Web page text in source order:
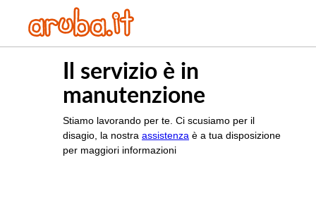
Il servizio è in
manutenzione
Stiamo lavorando per te. Ci scusiamo per il
disagio, la nostra assistenza è a tua disposizione
per maggiori informazioni